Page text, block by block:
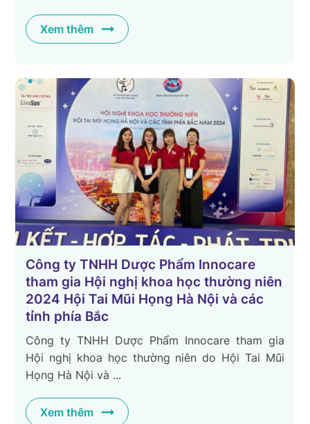
Xem thêm
Công ty TNHH Dược Phẩm Innocare
tham gia Hội nghị khoa học thường niên
2024 Hội Tai Mũi Họng Hà Nội và các
tỉnh phía Bắc
Công ty TNHH Dược Phẩm Innocare tham gia
Hội nghị khoa học thường niên do Hội Tai Mũi
Họng Hà Nội và ...
Xem thêm